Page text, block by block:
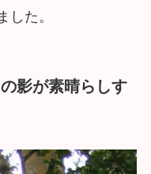
した。
影が素晴らしす